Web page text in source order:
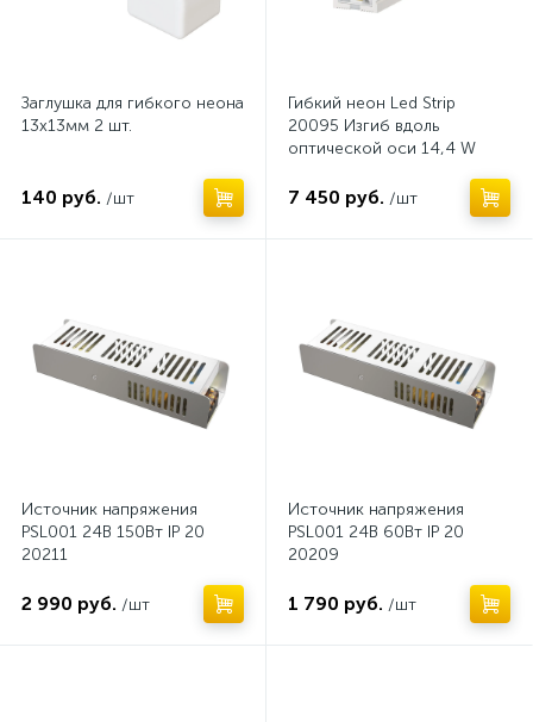
Заглушка для гибкого неона
13х13мм 2 шт.
140 руб. /шт
Гибкий неон Led Strip
20095 Изгиб вдоль
оптической оси 14,4 W
7 450 руб. /шт
Источник напряжения
PSL001 24В 150Вт IP 20
20211
2 990 руб. /шт
Источник напряжения
PSL001 24В 60Вт IP 20
20209
1 790 руб. /шт